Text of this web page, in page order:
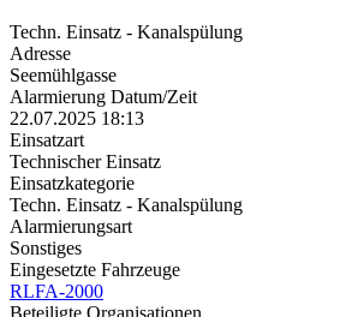
Techn. Einsatz - Kanalspülung
Adresse
Seemühlgasse
Alarmierung Datum/Zeit
22.07.2025 18:13
Einsatzart
Technischer Einsatz
Einsatzkategorie
Techn. Einsatz - Kanalspülung
Alarmierungsart
Sonstiges
Eingesetzte Fahrzeuge
RLFA-2000
Beteiligte Organisationen